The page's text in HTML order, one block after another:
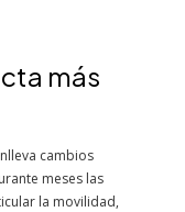
más
cambios
meses las
la movilidad,